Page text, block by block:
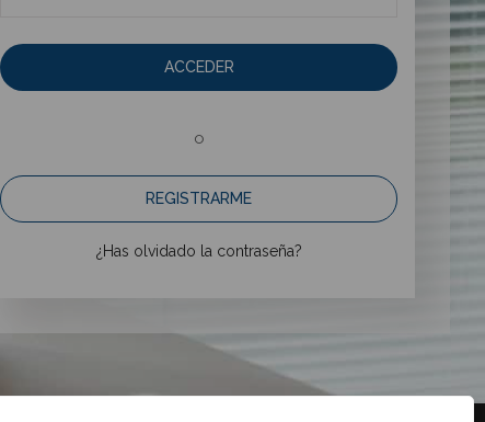
ACCEDER
o
REGISTRARME
¿Has olvidado la contraseña?